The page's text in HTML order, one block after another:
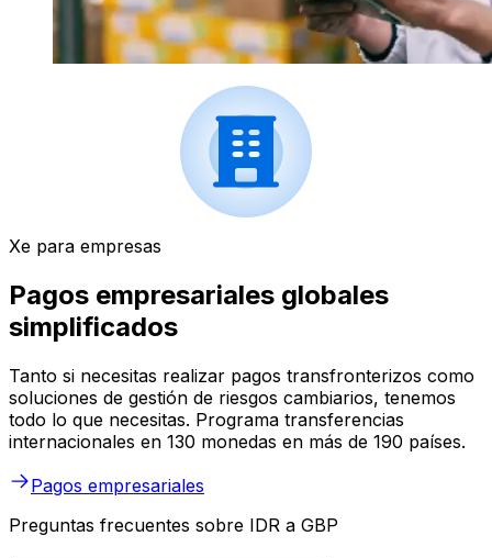
Xe para empresas
Pagos empresariales globales
simplificados
Tanto si necesitas realizar pagos transfronterizos como
soluciones de gestión de riesgos cambiarios, tenemos
todo lo que necesitas. Programa transferencias
internacionales en 130 monedas en más de 190 países.
Pagos empresariales
Preguntas frecuentes sobre IDR a GBP